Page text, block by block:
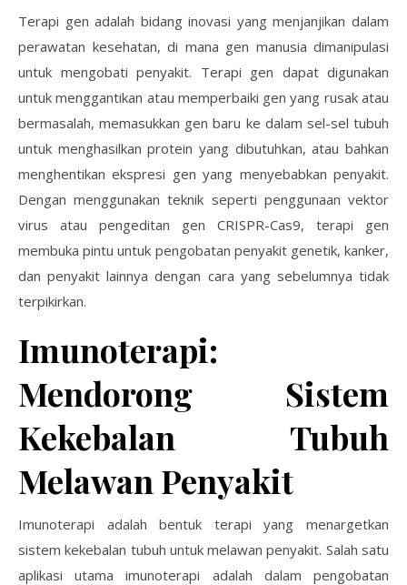
Terapi gen adalah bidang inovasi yang menjanjikan dalam
perawatan kesehatan, di mana gen manusia dimanipulasi
untuk mengobati penyakit. Terapi gen dapat digunakan
untuk menggantikan atau memperbaiki gen yang rusak atau
bermasalah, memasukkan gen baru ke dalam sel-sel tubuh
untuk menghasilkan protein yang dibutuhkan, atau bahkan
menghentikan ekspresi gen yang menyebabkan penyakit.
Dengan menggunakan teknik seperti penggunaan vektor
virus atau pengeditan gen CRISPR-Cas9, terapi gen
membuka pintu untuk pengobatan penyakit genetik, kanker,
dan penyakit lainnya dengan cara yang sebelumnya tidak
terpikirkan.
Imunoterapi:
Mendorong Sistem
Kekebalan Tubuh
Melawan Penyakit
Imunoterapi adalah bentuk terapi yang menargetkan
sistem kekebalan tubuh untuk melawan penyakit. Salah satu
aplikasi utama imunoterapi adalah dalam pengobatan